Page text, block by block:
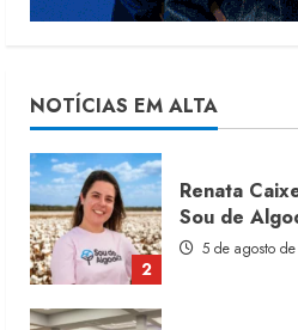
NOTÍCIAS EM ALTA
1
6 de agosto de
2
Renata
Sou de
5 de agosto